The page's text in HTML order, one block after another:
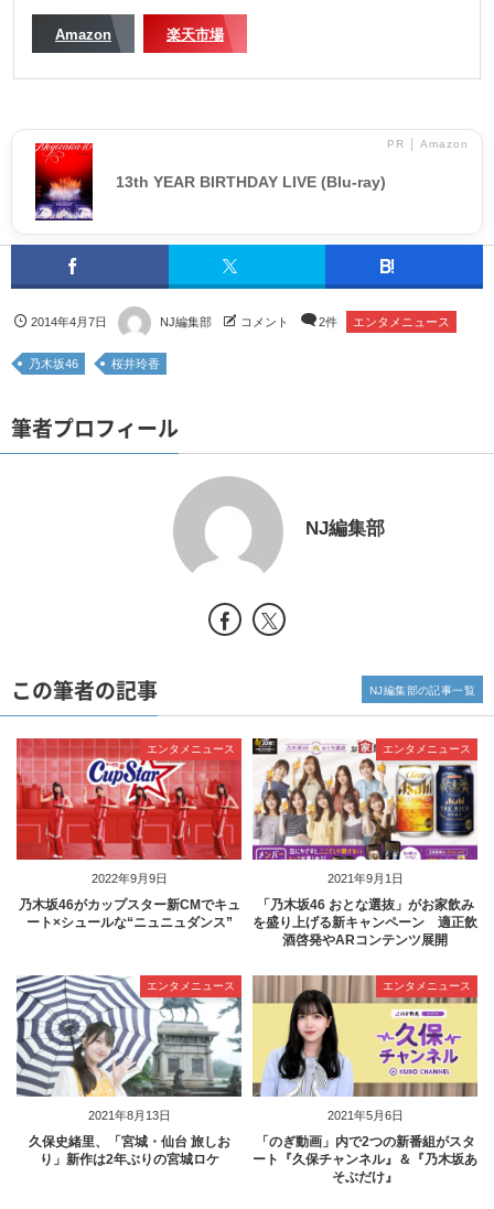
Amazon 楽天市場
PR │ Amazon
13th YEAR BIRTHDAY LIVE (Blu-ray)
2014年4月7日 NJ編集部 コメント 2件 エンタメニュース
乃木坂46 桜井玲香
筆者プロフィール
NJ編集部
この筆者の記事
2022年9月9日
エンタメニュース
乃木坂46がカップスター新CMでキュ
ート×シュールな“ニュニュダンス”
2021年9月1日
エンタメニュース
「乃木坂46 おとな選抜」がお家飲み
を盛り上げる新キャンペーン 適正飲
酒啓発やARコンテンツ展開
2021年8月13日
エンタメニュース
久保史緒里、「宮城・仙台 旅しお
り」新作は2年ぶりの宮城ロケ
2021年5月6日
エンタメニュース
「のぎ動画」内で2つの新番組がスタ
ート『久保チャンネル』＆『乃木坂あ
そぶだけ』
NJ編集部の記事一覧